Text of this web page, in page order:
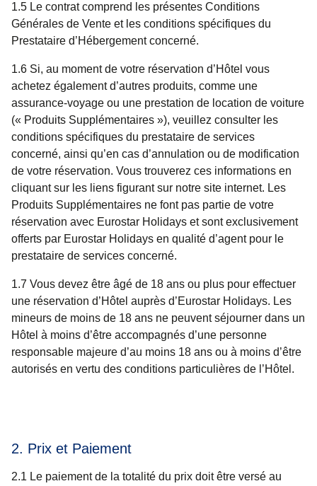
1.5 Le contrat comprend les présentes Conditions
Générales de Vente et les conditions spécifiques du
Prestataire d’Hébergement concerné.
1.6 Si, au moment de votre réservation d’Hôtel vous
achetez également d’autres produits, comme une
assurance-voyage ou une prestation de location de voiture
(« Produits Supplémentaires »), veuillez consulter les
conditions spécifiques du prestataire de services
concerné, ainsi qu’en cas d’annulation ou de modification
de votre réservation. Vous trouverez ces informations en
cliquant sur les liens figurant sur notre site internet. Les
Produits Supplémentaires ne font pas partie de votre
réservation avec Eurostar Holidays et sont exclusivement
offerts par Eurostar Holidays en qualité d’agent pour le
prestataire de services concerné.
1.7 Vous devez être âgé de 18 ans ou plus pour effectuer
une réservation d’Hôtel auprès d’Eurostar Holidays. Les
mineurs de moins de 18 ans ne peuvent séjourner dans un
Hôtel à moins d’être accompagnés d’une personne
responsable majeure d’au moins 18 ans ou à moins d’être
autorisés en vertu des conditions particulières de l’Hôtel.
2. Prix et Paiement
2.1 Le paiement de la totalité du prix doit être versé au